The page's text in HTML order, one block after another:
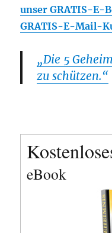
unser GRATIS-
GRATIS-E-Mail-
„Die 5
zu schützen.“
eBook